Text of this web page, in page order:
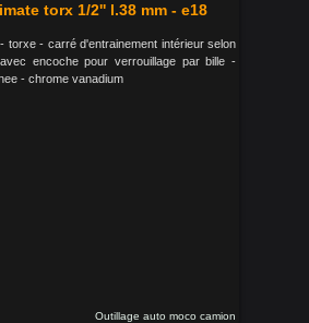
torx 1/2'' l.38 mm - e18
torxe - carré d'entrainement intérieur selon
encoche pour verrouillage par bille -
- chrome vanadium
Outillage auto moco camion